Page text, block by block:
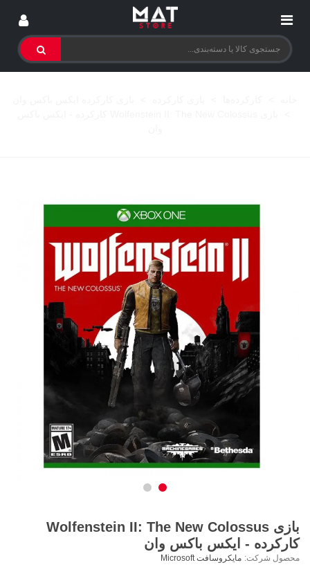
بازی Wolfenstein II: The New Colossus
کارکرده - ایکس باکس وان
محصول شرکت: مایکروسافت Microsoft